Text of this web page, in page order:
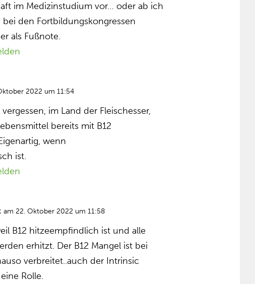
im Medizinstudium vor… oder ab ich
bei den Fortbildungskongressen
als Fußnote.
2022 um 11:54
im Land der Fleischesser,
bereits mit B12
wenn
ist.
am 22. Oktober 2022 um 11:58
B12 hitzeempfindlich ist und alle
erhitzt. Der B12 Mangel ist bei
verbreitet..auch der Intrinsic
Rolle.